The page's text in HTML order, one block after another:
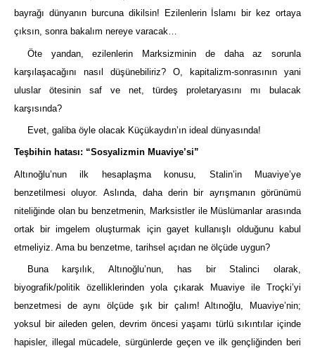
bayrağı dünyanın burcuna dikilsin! Ezilenlerin İslamı bir kez ortaya
çıksın, sonra bakalım nereye varacak…
Öte yandan, ezilenlerin Marksizminin de daha az sorunla
karşılaşacağını nasıl düşünebiliriz? O, kapitalizm-sonrasının yani
uluslar ötesinin saf ve net, türdeş proletaryasını mı bulacak
karşısında?
Evet, galiba öyle olacak Küçükaydın’ın ideal dünyasında!
Teşbihin hatası: “Sosyalizmin Muaviye’si”
Altınoğlu’nun ilk hesaplaşma konusu, Stalin’in Muaviye’ye
benzetilmesi oluyor. Aslında, daha derin bir ayrışmanın görünümü
niteliğinde olan bu benzetmenin, Marksistler ile Müslümanlar arasında
ortak bir imgelem oluşturmak için gayet kullanışlı olduğunu kabul
etmeliyiz. Ama bu benzetme, tarihsel açıdan ne ölçüde uygun?
Buna karşılık, Altınoğlu’nun, has bir Stalinci olarak,
biyografik/politik özelliklerinden yola çıkarak Muaviye ile Troçki’yi
benzetmesi de aynı ölçüde şık bir çalım! Altınoğlu, Muaviye’nin;
yoksul bir aileden gelen, devrim öncesi yaşamı türlü sıkıntılar içinde
hapisler, illegal mücadele, sürgünlerde geçen ve ilk gençliğinden beri